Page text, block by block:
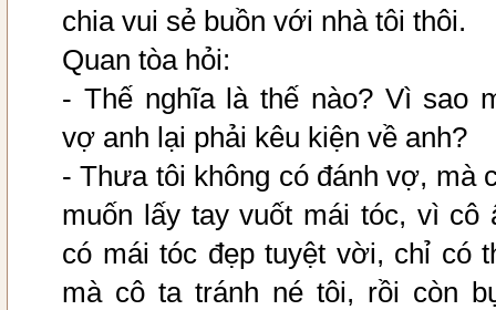
chia vui sẻ buồn với nhà tôi thôi.
Quan tòa hỏi:
- Thế nghĩa là thế nào? Vì sao
vợ anh lại phải kêu kiện về anh?
- Thưa tôi không có đánh vợ, mà
muốn lấy tay vuốt mái tóc, vì cô
có mái tóc đẹp tuyệt vời, chỉ có
mà cô ta tránh né tôi, rồi còn